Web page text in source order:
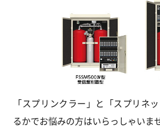
「スプリンクラー」と「スプリネ
るかでお悩みの方はいらっしゃいま